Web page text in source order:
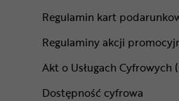
Regulamin kart
Regulaminy akcji
Akt o Usługach Cyfrowych
Dostępność cyfrowa